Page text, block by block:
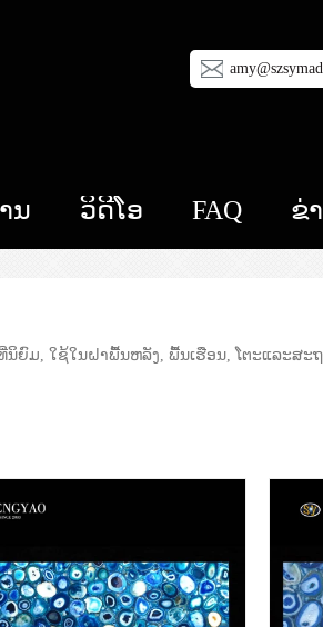
ນ ວິດີໂອ FAQ ຂ່
ນິຍົມ, ໃຊ້ໃນຝາພື້ນຫລັງ, ພື້ນເຮືອນ, ໂຕະແລະສະ